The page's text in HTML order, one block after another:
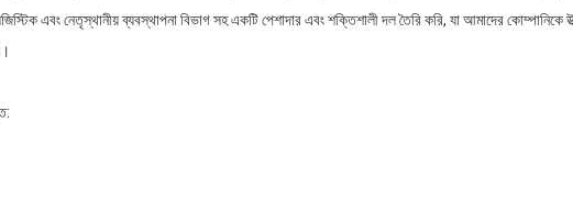
এবং নেতৃস্থানীয় ব্যবস্থাপনা বিভাগ সহ একটি পেশাদার এবং শক্তিশালী দল তৈরি করি, যা আমাদের কোম্পানিকে